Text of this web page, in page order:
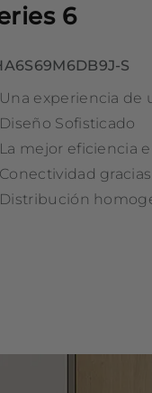
6
S
Una experiencia de
Diseño Sofisticado
La mejor eficiencia
Conectividad
Distribución